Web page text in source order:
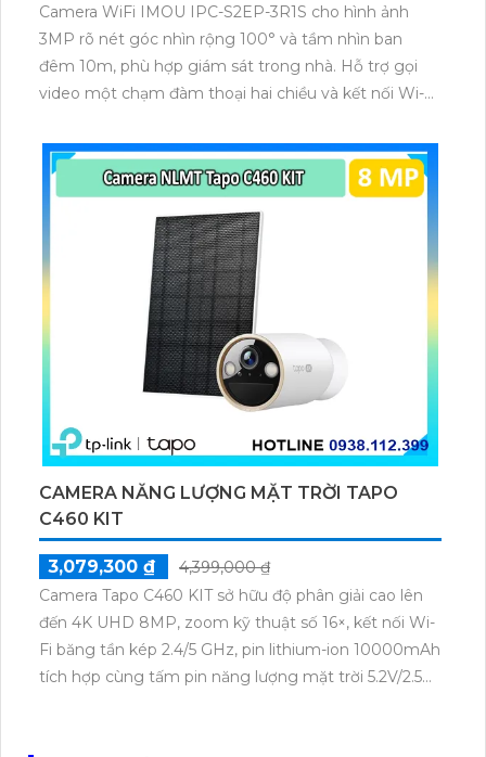
Camera WiFi IMOU IPC-S2EP-3R1S cho hình ảnh
3MP rõ nét góc nhìn rộng 100° và tầm nhìn ban
đêm 10m, phù hợp giám sát trong nhà. Hỗ trợ gọi
video một chạm đàm thoại hai chiều và kết nối Wi-Fi
microSD tối đa 256GB hoặc lưu đám mây dễ lắp đặt
cho gia đình và văn phòng nhỏ.
CAMERA NĂNG LƯỢNG MẶT TRỜI TAPO
C460 KIT
3,079,300 ₫
4,399,000 ₫
Camera Tapo C460 KIT sở hữu độ phân giải cao lên
đến 4K UHD 8MP, zoom kỹ thuật số 16×, kết nối Wi-
Fi băng tần kép 2.4/5 GHz, pin lithium-ion 10000mAh
tích hợp cùng tấm pin năng lượng mặt trời 5.2V/2.5W.